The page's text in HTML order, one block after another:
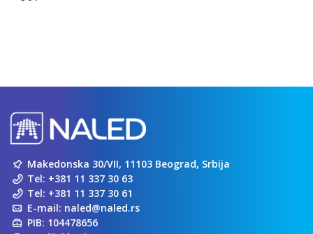
Makedonska 30/VII, 11103 Beograd, Srbija
Tel: +381 11 337 30 63
Tel: +381 11 337 30 61
E-mail: naled@naled.rs
PIB: 104478656